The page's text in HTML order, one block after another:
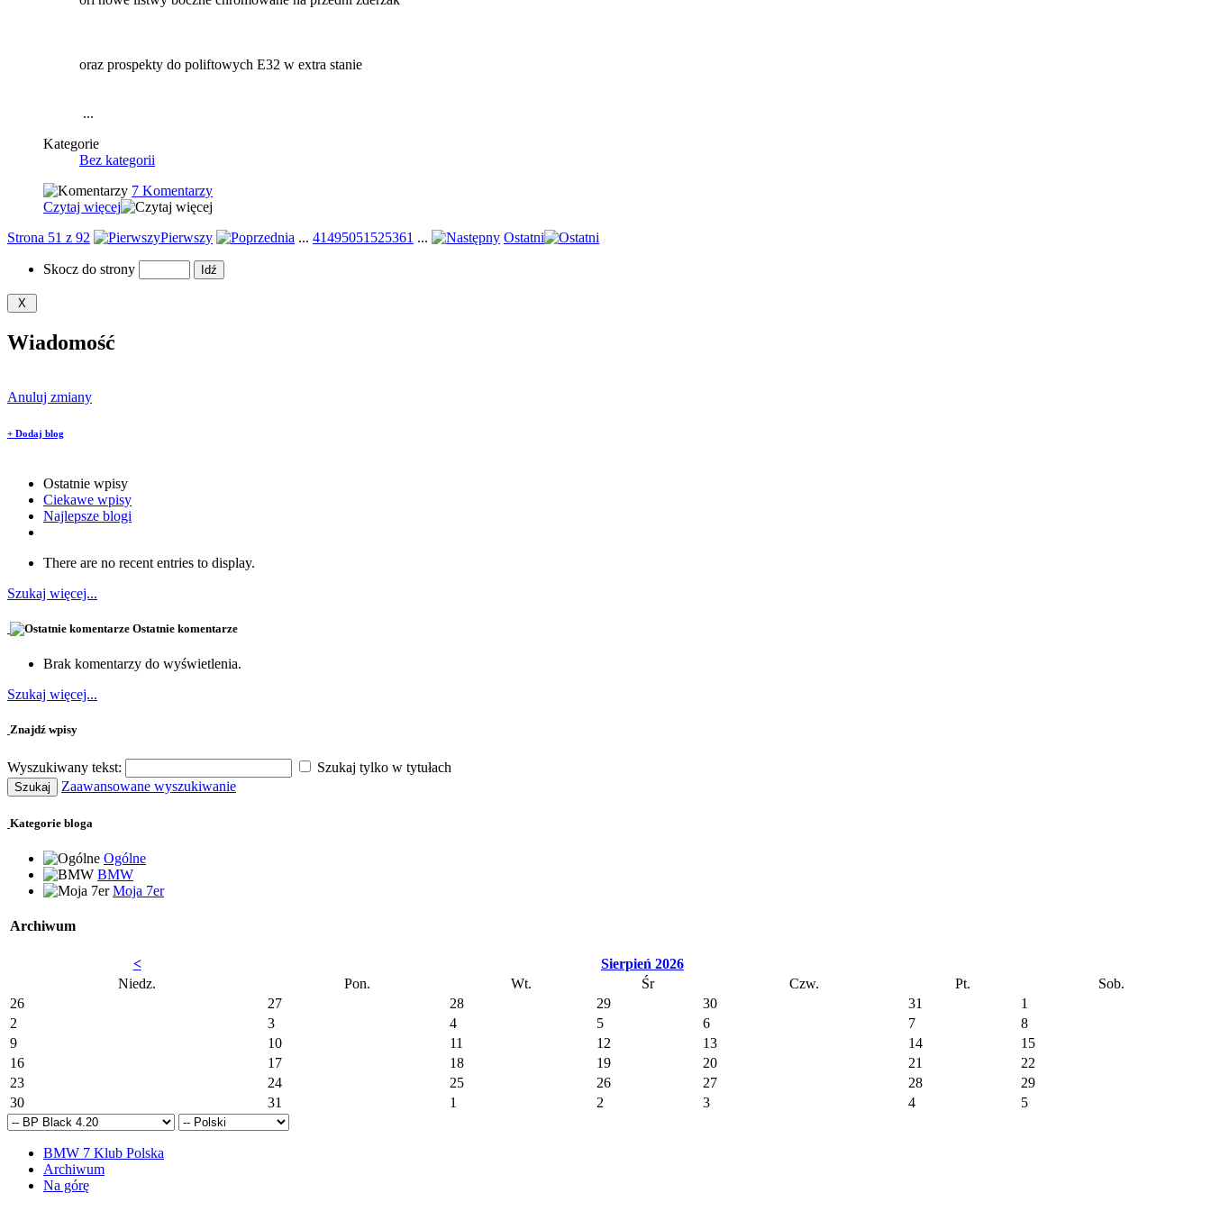
oraz prospekty do poliftowych E32 w extra stanie
...
Kategorie
Bez kategorii
7 Komentarzy
Czytaj więcej
Strona 51 z 92
Pierwszy ... 41495051 525361 ... Ostatni
Skocz do strony
Wiadomość
Anuluj zmiany
+ Dodaj blog
Ostatnie wpisy
Ciekawe wpisy
Najlepsze blogi
There are no recent entries to display.
Szukaj więcej...
Ostatnie komentarze
Brak komentarzy do wyświetlenia.
Szukaj więcej...
Znajdź wpisy
Wyszukiwany tekst:
Szukaj tylko w tytułach
Zaawansowane wyszukiwanie
Kategorie bloga
Ogólne
BMW
Moja 7er
Archiwum
<
Sierpień 2026
Niedz.
Pon. Wt. Śr Czw. Pt.
Sob.
26
27 28 29 30 31
1
2
3 4 5 6 7
8
9
10 11 12 13 14
15
16
17 18 19 20 21
22
23
24 25 26 27 28
29
30
31 1 2 3 4 5
BMW 7 Klub Polska
Archiwum
Na górę